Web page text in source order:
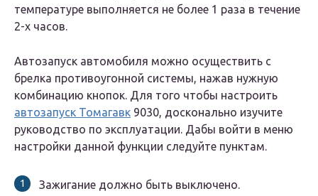
температуре выполняется не более 1 раза в течение
2-х часов.
Автозапуск автомобиля можно осуществить с
брелка противоугонной системы, нажав нужную
комбинацию кнопок. Для того чтобы настроить
автозапуск Томагавк 9030, досконально изучите
руководство по эксплуатации. Дабы войти в меню
настройки данной функции следуйте пунктам.
Зажигание должно быть выключено.